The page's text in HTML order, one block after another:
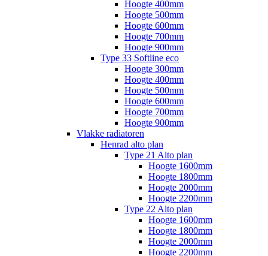
Hoogte 400mm
Hoogte 500mm
Hoogte 600mm
Hoogte 700mm
Hoogte 900mm
Type 33 Softline eco
Hoogte 300mm
Hoogte 400mm
Hoogte 500mm
Hoogte 600mm
Hoogte 700mm
Hoogte 900mm
Vlakke radiatoren
Henrad alto plan
Type 21 Alto plan
Hoogte 1600mm
Hoogte 1800mm
Hoogte 2000mm
Hoogte 2200mm
Type 22 Alto plan
Hoogte 1600mm
Hoogte 1800mm
Hoogte 2000mm
Hoogte 2200mm